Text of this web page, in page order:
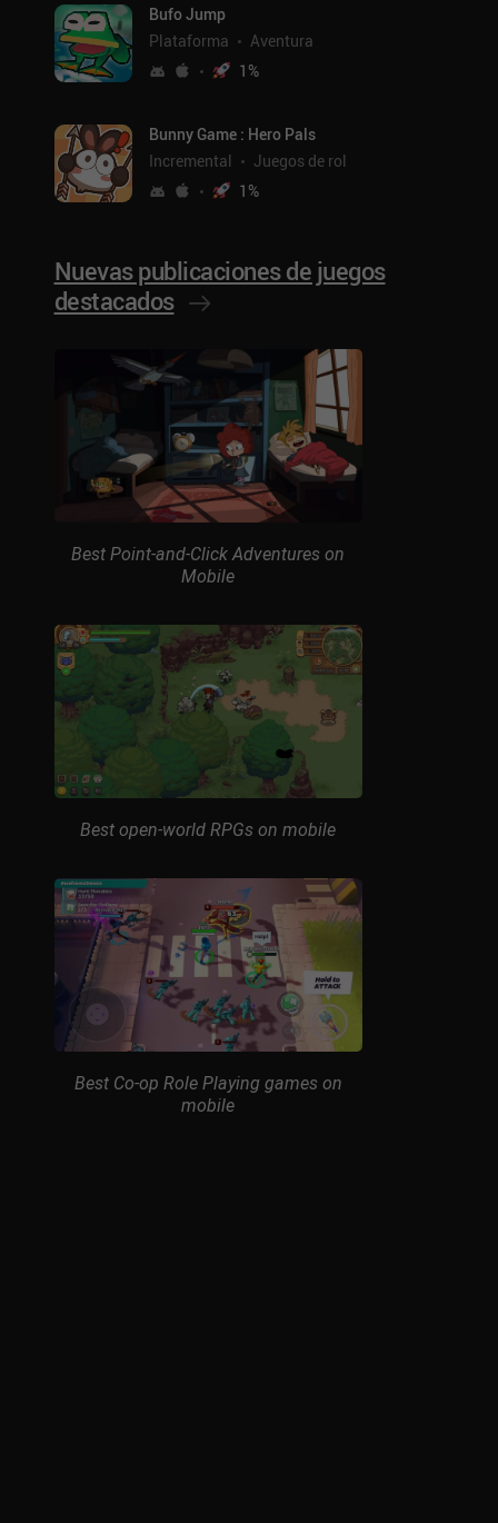
Bufo Jump
Plataforma
Aventura
1%
Bunny Game : Hero Pals
Incremental
Juegos de rol
1%
Nuevas publicaciones de juegos
destacados
Best Point-and-Click Adventures on
Mobile
Best open-world RPGs on mobile
Best Co-op Role Playing games on
mobile